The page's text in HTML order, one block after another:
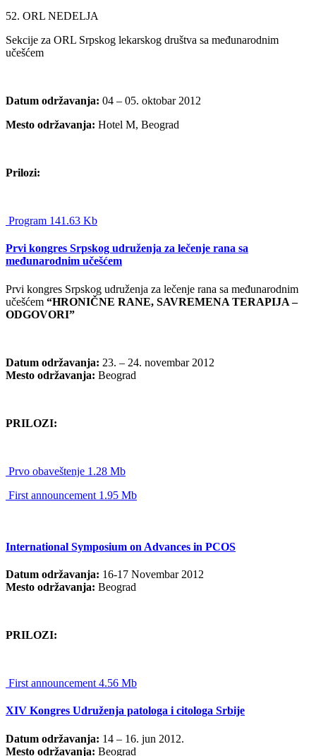
52. ORL NEDELJA
Sekcije za ORL Srpskog lekarskog društva sa međunarodnim
učešćem
Datum održavanja: 04 – 05. oktobar 2012
Mesto održavanja: Hotel M, Beograd
Prilozi:
Program 141.63 Kb
Prvi kongres Srpskog udruženja za lečenje rana sa
međunarodnim učešćem
Prvi kongres Srpskog udruženja za lečenje rana sa međunarodnim
učešćem “HRONIČNE RANE, SAVREMENA TERAPIJA –
ODGOVORI”
Datum održavanja: 23. – 24. novembar 2012
Mesto održavanja: Beograd
PRILOZI:
Prvo obaveštenje 1.28 Mb
First announcement 1.95 Mb
International Symposium on Advances in PCOS
Datum održavanja: 16-17 Novembar 2012
Mesto održavanja: Beograd
PRILOZI:
First announcement 4.56 Mb
XIV Kongres Udruženja patologa i citologa Srbije
Datum održavanja: 14 – 16. jun 2012.
Mesto održavanja: Beograd